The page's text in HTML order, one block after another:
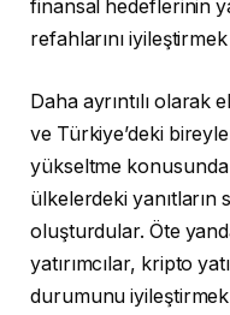
finansal hedeflerinin
refahlarını
Daha ayrıntılı olarak
ve Türkiye’deki
yükseltme
ülkelerdeki yanıtların
oluşturdular. Öte
yatırımcılar, kripto
durumunu